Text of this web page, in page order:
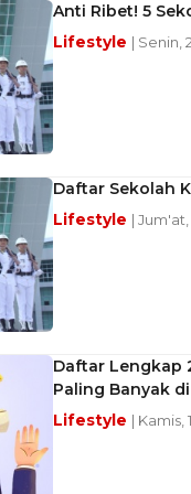
Anti Ribet! 5
Lifestyle | Senin,
Daftar Sekolah
Lifestyle |
Daftar Lengkap
Paling Banyak
Lifestyle | Kamis,